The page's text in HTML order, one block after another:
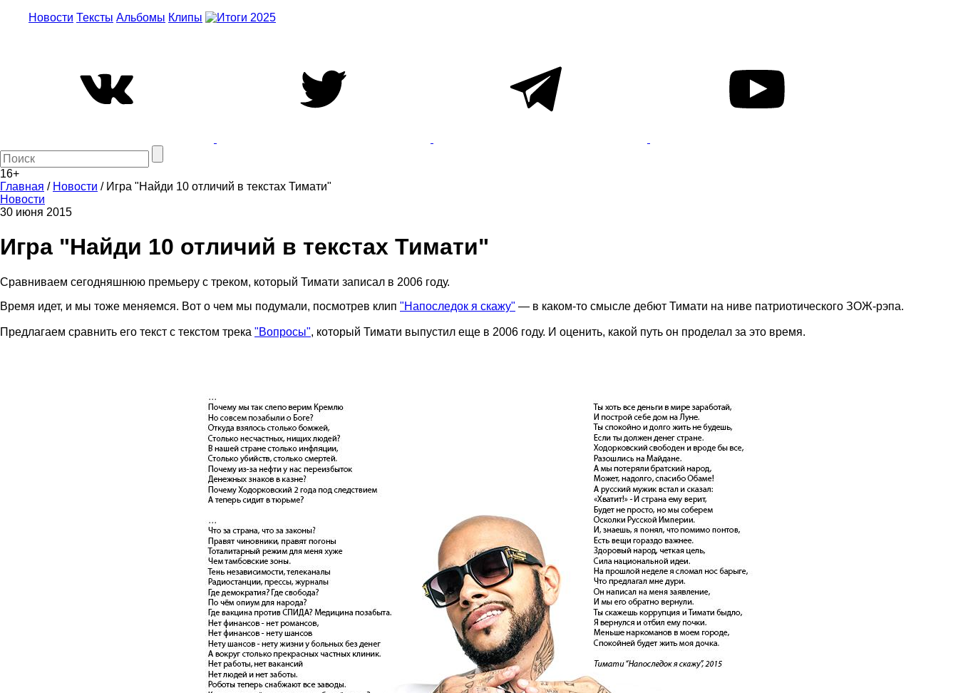
Новости Тексты Альбомы Клипы
16+
Главная / Новости / Игра "Найди 10 отличий в текстах Тимати"
Новости
30 июня 2015
Игра "Найди 10 отличий в текстах Тимати"
Сравниваем сегодняшнюю премьеру с треком, который Тимати записал в 2006 году.
Время идет, и мы тоже меняемся. Вот о чем мы подумали, посмотрев клип "Напоследок я скажу" — в каком-то смысле дебют Тимати на ниве патриотического ЗОЖ-рэпа.
Предлагаем сравнить его текст с текстом трека "Вопросы", который Тимати выпустил еще в 2006 году. И оценить, какой путь он проделал за это время.